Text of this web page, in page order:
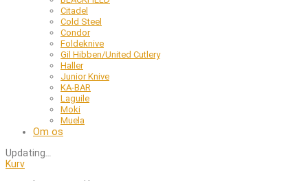
Citadel
Cold Steel
Condor
Foldeknive
Gil Hibben/United Cutlery
Haller
Junior Knive
KA-BAR
Laguile
Moki
Muela
Om os
Updating…
Kurv